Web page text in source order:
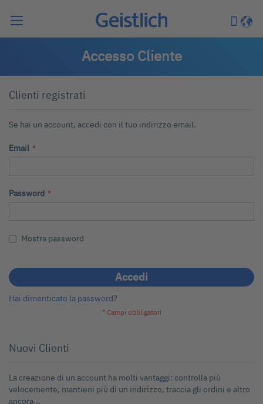
Accesso Cliente
Clienti registrati
Se hai un account, accedi con il tuo indirizzo email.
Email
Password
Mostra password
Accedi
Hai dimenticato la password?
Nuovi Clienti
La creazione di un account ha molti vantaggi: controlla più
velocemente, mantieni più di un indirizzo, traccia gli ordini e altro
ancora...